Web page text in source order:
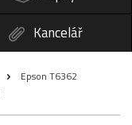
Kancelář
Epson T6362